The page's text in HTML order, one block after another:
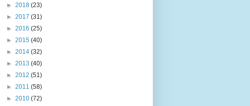
► 2018 (23)
► 2017 (31)
► 2016 (25)
► 2015 (40)
► 2014 (32)
► 2013 (40)
► 2012 (51)
► 2011 (58)
► 2010 (72)